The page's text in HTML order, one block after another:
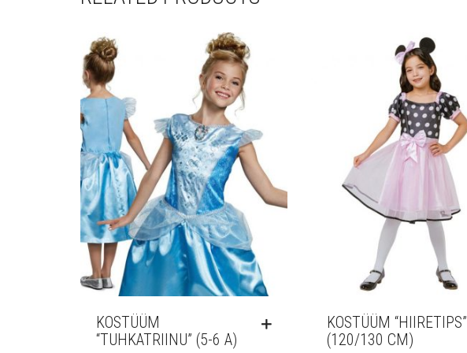
KOSTÜÜM
“TUHKATRIINU” (5-6 A)
KOSTÜÜM “HIIRETIPS”
(120/130 CM)